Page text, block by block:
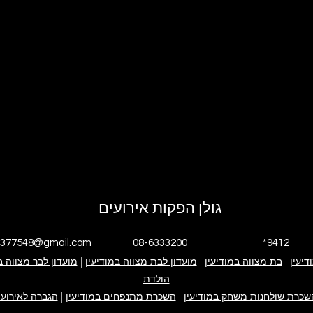
גולן הפקות אירועים
08-6333200 *9412
אנחנו גולן הפקות אירועים אירוע בת מצווה אירוע בר מצווה ימי
קייטנה במודיעין
|בת מצווה במודיעין מועדון לבת מצווה במודיעין מועדון לבר מצווה
הולדת
שולחנות משחק במודיעין השכרת מתנפחים במודיעין הגברה